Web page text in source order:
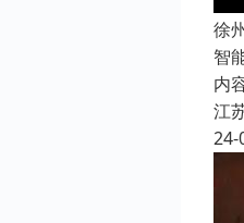
徐
智
内
江
24-